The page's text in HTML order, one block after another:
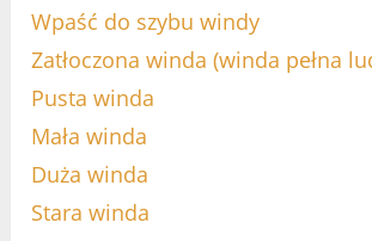
Wpaść do szybu windy
Zatłoczona winda (winda pełna
Pusta winda
Mała winda
Duża winda
Stara winda